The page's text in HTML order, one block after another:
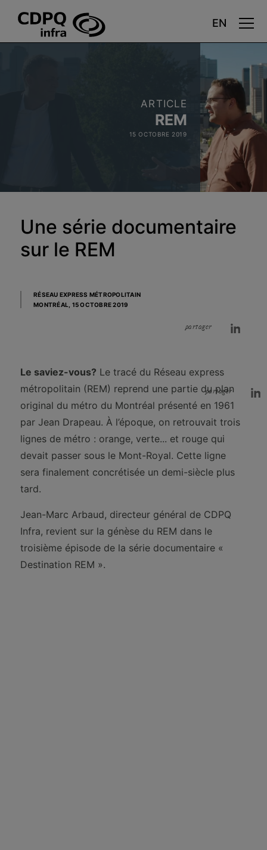
ARTICLE
REM
15 OCTOBRE 2019
Une série documentaire
sur le REM
RÉSEAU EXPRESS MÉTROPOLITAIN
MONTRÉAL, 15 OCTOBRE 2019
partager
Le saviez-vous? Le tracé du Réseau express
métropolitain (REM) reprend une partie du plan
original du métro du Montréal présenté en 1961
par Jean Drapeau. À l’époque, on retrouvait trois
lignes de métro : orange, verte... et rouge qui
devait passer sous le Mont-Royal. Cette ligne
sera finalement concrétisée un demi-siècle plus
tard.
Jean-Marc Arbaud, directeur général de CDPQ
Infra, revient sur la génèse du REM dans le
troisième épisode de la série documentaire «
Destination REM ».
partager